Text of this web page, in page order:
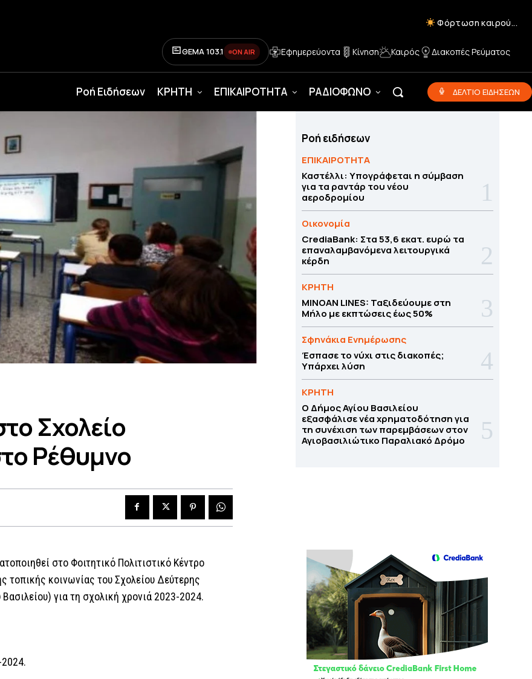
Φόρτωση καιρού...
ΘΕΜΑ 103.1 ON AIR Εφημερεύοντα Κίνηση Καιρός Διακοπές Ρεύματος
Ροή Ειδήσεων ΚΡΗΤΗ ΕΠΙΚΑΙΡΟΤΗΤΑ ΡΑΔΙΟΦΩΝΟ ΔΕΛΤΙΟ ΕΙΔΗΣΕΩΝ
Σχολείο
Ρέθυμνο
στο Φοιτητικό Πολιτιστικό Κέντρο
τοπικής κοινωνίας του Σχολείου Δεύτερης
για τη σχολική χρονιά 2023-2024.
Ροή ειδήσεων
ΕΠΙΚΑΙΡΟΤΗΤΑ
Καστέλλι: Υπογράφεται η σύμβαση
για τα ραντάρ του νέου
αεροδρομίου
Οικονομία
CrediaBank: Στα 53,6 εκατ. ευρώ τα
επαναλαμβανόμενα λειτουργικά
κέρδη
ΚΡΗΤΗ
MINOAN LINES: Ταξιδεύουμε στη
Μήλο με εκπτώσεις έως 50%
Σφηνάκια Ενημέρωσης
Έσπασε το νύχι στις διακοπές;
Υπάρχει λύση
ΚΡΗΤΗ
O Δήμος Αγίου Βασιλείου
εξασφάλισε νέα χρηματοδότηση για
τη συνέχιση των παρεμβάσεων στον
Αγιοβασιλιώτικο Παραλιακό Δρόμο